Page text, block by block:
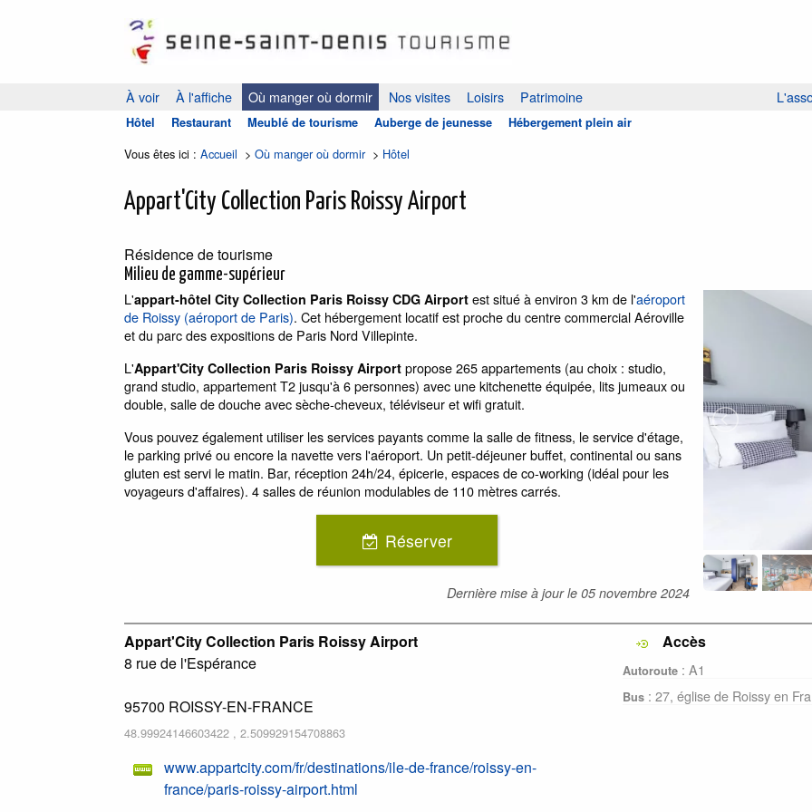
À voir À l'affiche Où manger où dormir Nos visites Loisirs Patrimoine
Hôtel Restaurant Meublé de tourisme Auberge de jeunesse Hébergement plein air
Vous êtes ici : Accueil > Où manger où dormir> Hôtel
Appart'City Collection Paris Roissy Airport
Résidence de tourisme
Milieu de gamme-supérieur
L'appart-hôtel City Collection Paris Roissy CDG Airport est situé à environ 3 km de l'aéroport
de Roissy (aéroport de Paris). Cet hébergement locatif est proche du centre commercial Aéroville
et du parc des expositions de Paris Nord Villepinte.
L'Appart'City Collection Paris Roissy Airport propose 265 appartements (au choix : studio,
grand studio, appartement T2 jusqu'à 6 personnes) avec une kitchenette équipée, lits jumeaux ou
double, salle de douche avec sèche-cheveux, téléviseur et wifi gratuit.
Vous pouvez également utiliser les services payants comme la salle de fitness, le service d'étage,
le parking privé ou encore la navette vers l'aéroport. Un petit-déjeuner buffet, continental ou sans
gluten est servi le matin. Bar, réception 24h/24, épicerie, espaces de co-working (idéal pour les
voyageurs d'affaires). 4 salles de réunion modulables de 110 mètres carrés.
Réserver
Dernière mise à jour le05 novembre 2024
Appart'City Collection Paris Roissy Airport
8 rue de l'Espérance
95700 ROISSY-EN-FRANCE
48.99924146603422 , 2.509929154708863
www.appartcity.com/fr/destinations/ile-de-france/roissy-en-
france/paris-roissy-airport.html
Accès
Autoroute : A1
Bus : 27, église de Roissy en